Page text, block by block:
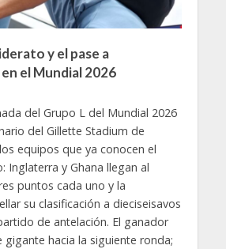
y el pase a
el Mundial 2026
del Grupo L del Mundial 2026
del Gillette Stadium de
equipos que ya conocen el
Inglaterra y Ghana llegan al
puntos cada uno y la
su clasificación a dieciseisavos
de antelación. El ganador
gigante hacia la siguiente ronda;